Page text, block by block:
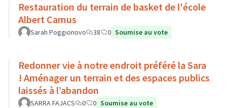
Restauration du terrain de basket de l'école
Albert Camus
Sarah Poggionovo 38 0 Soumise au vote
Redonner vie à notre endroit préféré la Sara
! Aménager un terrain et des espaces publics
laissés à l’abandon
SARRA FAJACS 0 0 Soumise au vote